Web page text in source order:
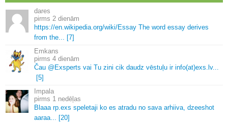
dares
2 dienām
https://en. wikipedia. org/wiki/Essay The word essay derives
from the.
[7]
Emkans
4 dienām
Čau @Exsperts vai Tu zini cik daudz vēstuļu ir info(at)exs. lv.
[5]
Impala
1 nedēļas
Blaaa rp. exs speletaji ko es atradu no sava arhiiva, dzeeshot
aaraa.
[20]